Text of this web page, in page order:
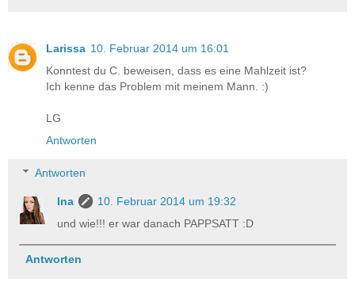
Larissa 10. Februar 2014 um 16:01
Konntest du C. beweisen, dass es eine Mahlzeit ist?
Ich kenne das Problem mit meinem Mann. :)
LG
Antworten
Antworten
Ina
10. Februar 2014 um 19:32
und wie!!! er war danach PAPPSATT :D
Antworten